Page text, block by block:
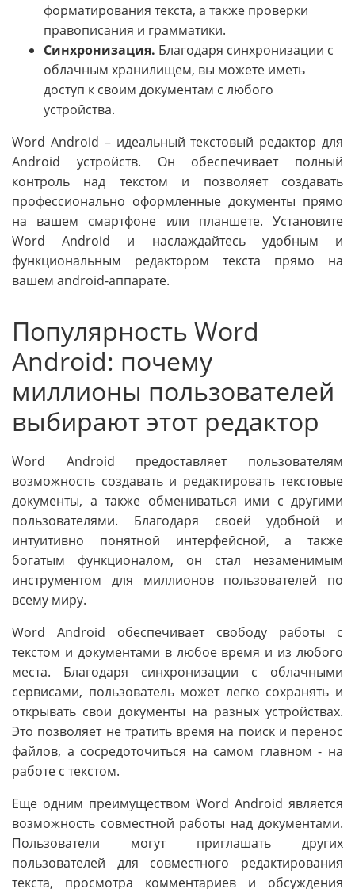
форматирования текста, а также проверки
правописания и грамматики.
Синхронизация. Благодаря синхронизации с
облачным хранилищем, вы можете иметь
доступ к своим документам с любого
устройства.
Word Android – идеальный текстовый редактор для
Android устройств. Он обеспечивает полный
контроль над текстом и позволяет создавать
профессионально оформленные документы прямо
на вашем смартфоне или планшете. Установите
Word Android и наслаждайтесь удобным и
функциональным редактором текста прямо на
вашем android-аппарате.
Популярность Word
Android: почему
миллионы пользователей
выбирают этот редактор
Word Android предоставляет пользователям
возможность создавать и редактировать текстовые
документы, а также обмениваться ими с другими
пользователями. Благодаря своей удобной и
интуитивно понятной интерфейсной, а также
богатым функционалом, он стал незаменимым
инструментом для миллионов пользователей по
всему миру.
Word Android обеспечивает свободу работы с
текстом и документами в любое время и из любого
места. Благодаря синхронизации с облачными
сервисами, пользователь может легко сохранять и
открывать свои документы на разных устройствах.
Это позволяет не тратить время на поиск и перенос
файлов, а сосредоточиться на самом главном - на
работе с текстом.
Еще одним преимуществом Word Android является
возможность совместной работы над документами.
Пользователи могут приглашать других
пользователей для совместного редактирования
текста, просмотра комментариев и обсуждения